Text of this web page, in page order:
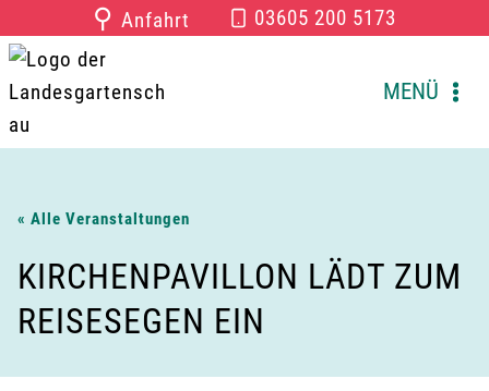
Inhalt
springen
⚲ Anfahrt 03605 200 5173
MENÜ
« Alle Veranstaltungen
KIRCHENPAVILLON LÄDT ZUM
REISESEGEN EIN